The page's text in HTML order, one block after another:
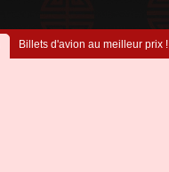
Billets d'avion au meilleur prix !